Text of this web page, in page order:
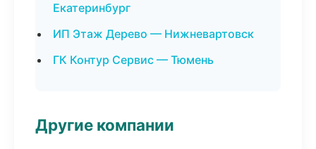
Екатеринбург
ИП Этаж Дерево — Нижневартовск
ГК Контур Сервис — Тюмень
Другие компании